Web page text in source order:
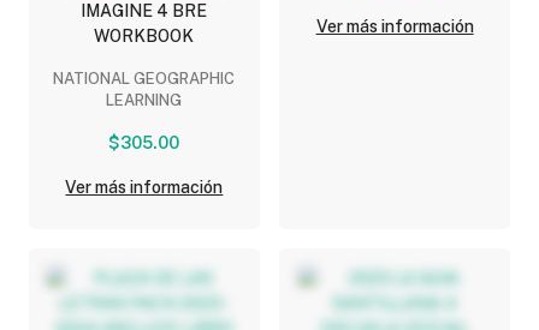
IMAGINE 4 BRE
WORKBOOK
NATIONAL GEOGRAPHIC
LEARNING
$305.00
Ver más información
Ver más información